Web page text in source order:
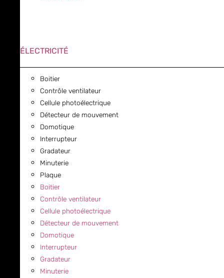
ÉLECTRICITÉ
Boitier
Contrôle ventilateur
Cellule photoélectrique
Détecteur de mouvement
Domotique
Interrupteur
Gradateur
Minuterie
Plaque
Boitier
Contrôle ventilateur
Cellule photoélectrique
Détecteur de mouvement
Domotique
Interrupteur
Gradateur
Minuterie